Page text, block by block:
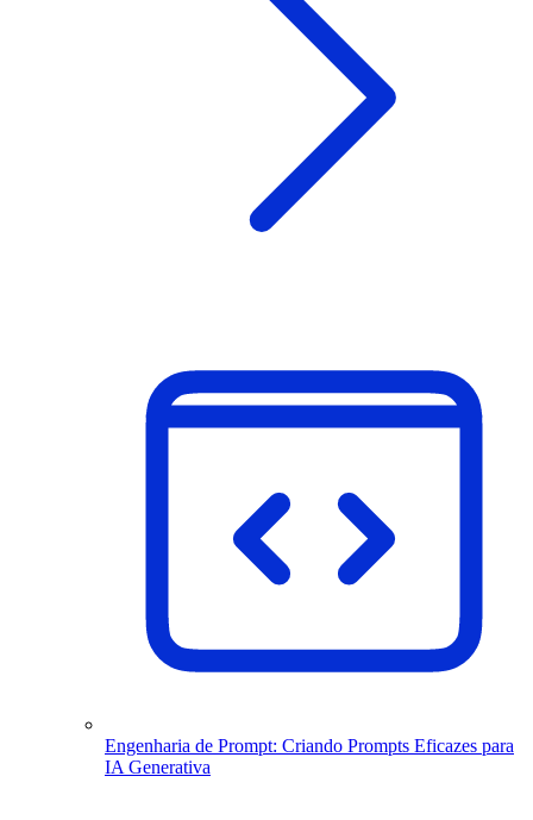
Engenharia de Prompt: Criando Prompts Eficazes para
IA Generativa